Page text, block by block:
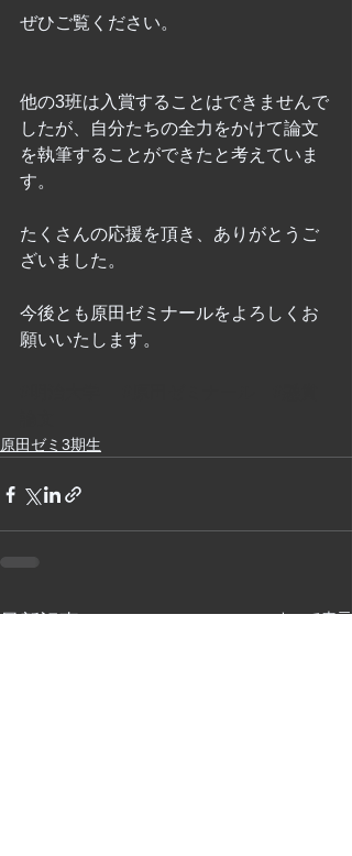
ぜひご覧ください。
他の3班は入賞することはできませんで
したが、自分たちの全力をかけて論文
を執筆することができたと考えていま
す。
たくさんの応援を頂き、ありがとうご
ざいました。
今後とも原田ゼミナールをよろしくお
願いいたします。
原田ゼミ3期生
すべて表示